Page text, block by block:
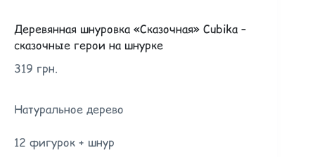
Деревянная шнуровка «Сказочная» Cubika –
сказочные герои на шнурке
319 грн.
Натуральное дерево
12 фигурок + шнур